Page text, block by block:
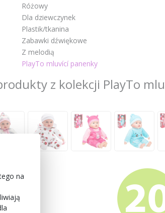
Różowy
Dla dziewczynek
Plastik/tkanina
Zabawki dźwiękowe
Z melodią
PlayTo mluvící panenky
z kolekcji PlayTo
na